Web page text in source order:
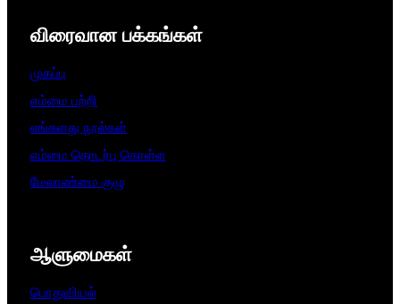
விரைவான பக்கங்கள்
முகப்பு
எம்மை பற்றி
எங்களது நூல்கள்
எம்மை தொடர்பு கொள்ள
மேலாண்மை குழு
ஆளுமைகள்​
பொதுவியல்